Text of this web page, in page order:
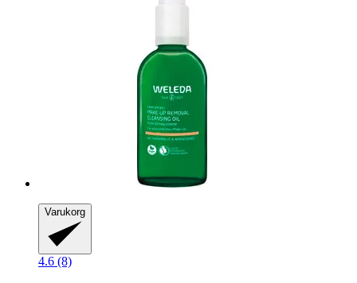
Varukorg
4.6 (8)